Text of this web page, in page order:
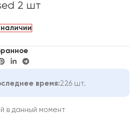
2 шт
время:226 шт.
в данный момент